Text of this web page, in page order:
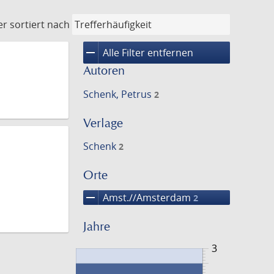
sortiert nach
remove Alle Filter entfernen
Autoren
Schenk, Petrus 2
Verlage
Schenk 2
Orte
remove Amst.//Amsterdam 2
Jahre
3